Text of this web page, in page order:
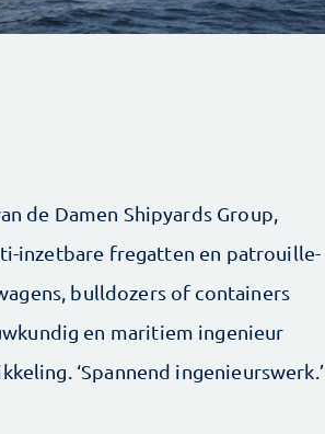
de Damen Shipyards Group,
inzetbare fregatten en ­patrouille-
bulldozers of containers
en ­maritiem ingenieur
‘Spannend ingenieurswerk.’